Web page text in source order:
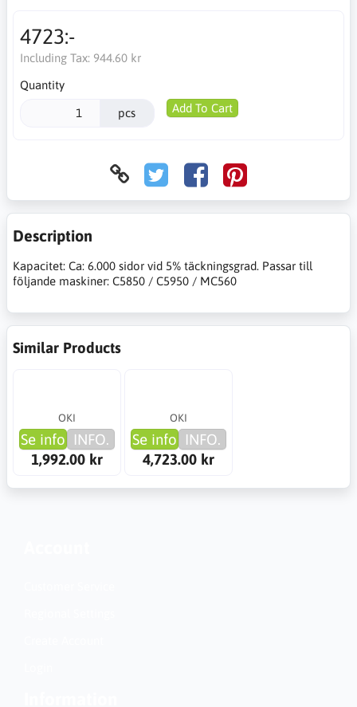
4723:-
Including Tax: 944.60 kr
Quantity
pcs Add To Cart
Description
Kapacitet: Ca: 6.000 sidor vid 5% täckningsgrad. Passar till
följande maskiner: C5850 / C5950 / MC560
Similar Products
OKI
Se info INFO.
1,992.00 kr
OKI
Se info INFO.
4,723.00 kr